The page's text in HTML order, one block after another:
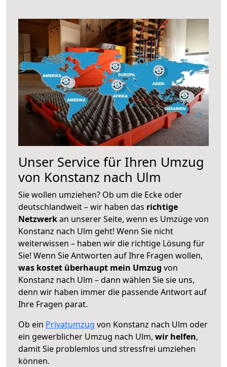
Unser Service für Ihren Umzug
von Konstanz nach Ulm
Sie wollen umziehen? Ob um die Ecke oder
deutschlandweit – wir haben das richtige
Netzwerkan unserer Seite, wenn es Umzüge von
Konstanz nach Ulm geht! Wenn Sie nicht
weiterwissen – haben wir die richtige Lösung für
Sie! Wenn Sie Antworten auf Ihre Fragen wollen,
was kostet überhaupt mein Umzug von
Konstanz nach Ulm – dann wählen Sie sie uns,
denn wir haben immer die passende Antwort auf
Ihre Fragen parat.
Ob ein Privatumzug von Konstanz nach Ulm oder
ein gewerblicher Umzug nach Ulm, wir helfen,
damit Sie problemlos und stressfrei umziehen
können.